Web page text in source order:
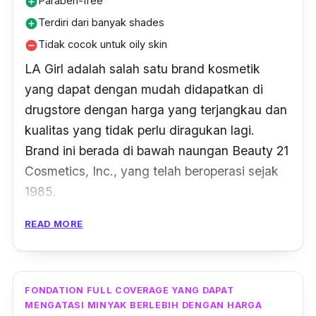
atau satin finish.”
Vlogger
add_circleTerdiri dari banyak shades
remove_circleTidak cocok untuk oily skin
LA Girl adalah salah satu brand kosmetik
yang dapat dengan mudah didapatkan di
drugstore dengan harga yang terjangkau dan
kualitas yang tidak perlu diragukan lagi.
Brand ini berada di bawah naungan Beauty 21
Cosmetics, Inc., yang telah beroperasi sejak
1985.
Pro Coverage HD Foundation merupakan
tahan lama,full coverage , dan flawless
Formulanya ringan, diklaim bebasparaben
READ MORE
FONDATION FULL COVERAGE YANG DAPAT
MENGATASI MINYAK BERLEBIH DENGAN HARGA